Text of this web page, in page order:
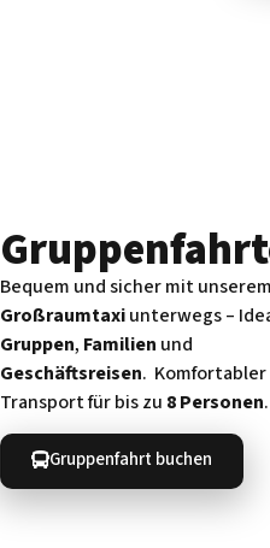
Bequem und sicher mit
Großraumtaxiunterwegs –
Gruppen, Familien und
Geschäftsreisen. Komfortabler
Transport für bis zu 8 Personen.
Gruppenfahrt buchen